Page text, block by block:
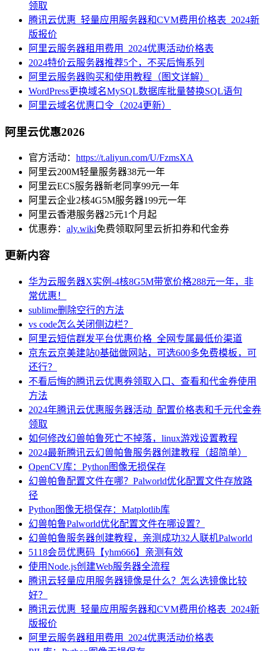
领取
腾讯云优惠_轻量应用服务器和CVM费用价格表_2024新
版报价
阿里云服务器租用费用_2024优惠活动价格表
2024特价云服务器推荐5个，不买后悔系列
阿里云服务器购买和使用教程（图文详解）
WordPress更换域名MySQL数据库批量替换SQL语句
阿里云域名优惠口令（2024更新）
阿里云优惠2026
官方活动： https://t.aliyun.com/U/FzmsXA
阿里云200M轻量服务器38元一年
阿里云ECS服务器新老同享99元一年
阿里云企业2核4G5M服务器199元一年
阿里云香港服务器25元1个月起
优惠券： aly.wiki免费领取阿里云折扣券和代金券
更新内容
华为云服务器X实例-4核8G5M带宽价格288元一年，非
常优惠！
sublime删除空行的方法
vs code怎么关闭侧边栏？
阿里云短信群发平台优惠价格_全网专属最低价渠道
京东云京美建站0基础做网站，可选600多免费模板，可
还行？
不看后悔的腾讯云优惠券领取入口、查看和代金券使用
方法
2024年腾讯云优惠服务器活动_配置价格表和千元代金券
领取
如何修改幻兽帕鲁死亡不掉落，linux游戏设置教程
2024最新腾讯云幻兽帕鲁服务器创建教程（超简单）
OpenCV库：Python图像无损保存
幻兽帕鲁配置文件在哪？Palworld优化配置文件存放路
径
Python图像无损保存：Matplotlib库
幻兽帕鲁Palworld优化配置文件在哪设置？
幻兽帕鲁服务器创建教程，亲测成功32人联机Palworld
5118会员优惠码【yhm666】亲测有效
使用Node.js创建Web服务器全流程
腾讯云轻量应用服务器镜像是什么？怎么选镜像比较
好？
腾讯云优惠_轻量应用服务器和CVM费用价格表_2024新
版报价
阿里云服务器租用费用_2024优惠活动价格表